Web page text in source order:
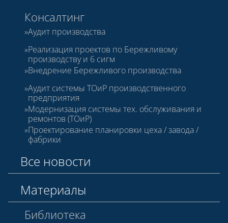
Консалтинг
Аудит производства
Реализация проектов по Бережливому
производству и 6 сигм
Внедрение Бережливого производства
Аудит системы ТОиР производственного
предприятия
Модернизация системы тех. обслуживания и
ремонтов (ТОиР)
Проектирование планировки цеха / завода /
фабрики
Все новости
Материалы
Библиотека